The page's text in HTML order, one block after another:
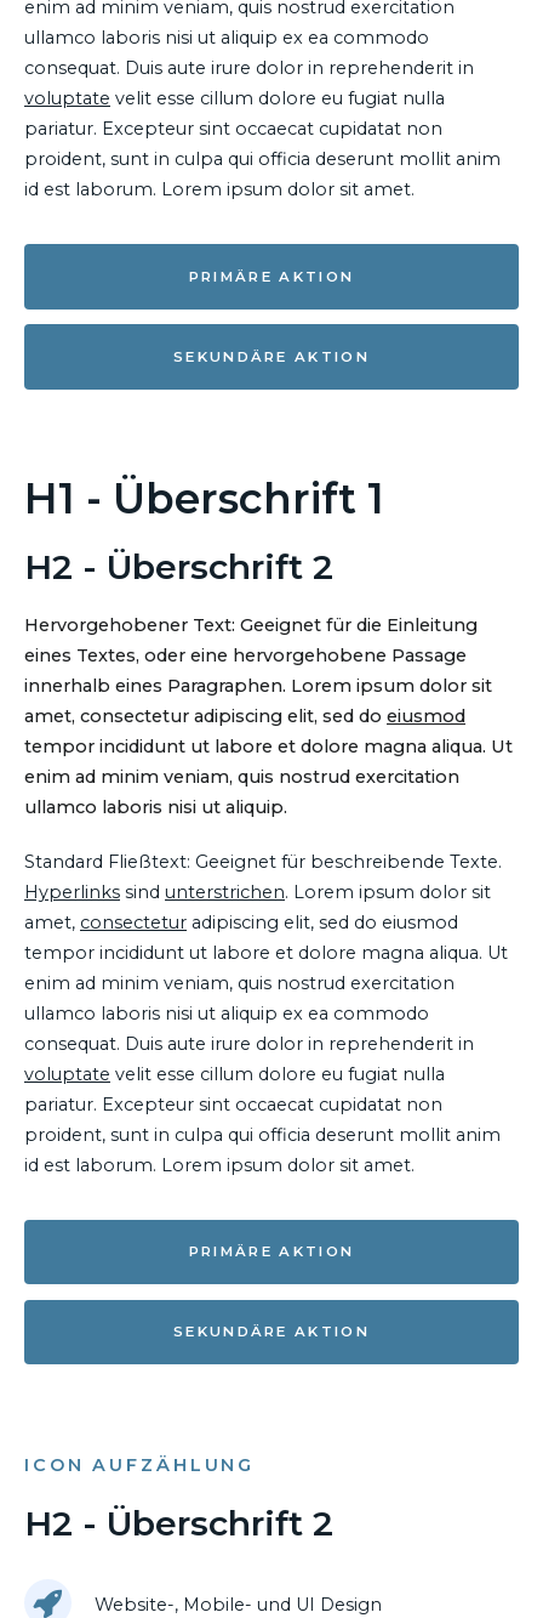
enim ad minim veniam, quis nostrud exercitation
ullamco laboris nisi ut aliquip ex ea commodo
consequat. Duis aute irure dolor in reprehenderit in
voluptate velit esse cillum dolore eu fugiat nulla
pariatur. Excepteur sint occaecat cupidatat non
proident, sunt in culpa qui officia deserunt mollit anim
id est laborum. Lorem ipsum dolor sit amet.
PRIMÄRE AKTION
SEKUNDÄRE AKTION
H1 - Überschrift 1
H2 - Überschrift 2
Hervorgehobener Text: Geeignet für die Einleitung
eines Textes, oder eine hervorgehobene Passage
innerhalb eines Paragraphen. Lorem ipsum dolor sit
amet, consectetur adipiscing elit, sed do eiusmod
tempor incididunt ut labore et dolore magna aliqua. Ut
enim ad minim veniam, quis nostrud exercitation
ullamco laboris nisi ut aliquip.
Standard Fließtext: Geeignet für beschreibende Texte.
Hyperlinks sind unterstrichen. Lorem ipsum dolor sit
amet, consectetur adipiscing elit, sed do eiusmod
tempor incididunt ut labore et dolore magna aliqua. Ut
enim ad minim veniam, quis nostrud exercitation
ullamco laboris nisi ut aliquip ex ea commodo
consequat. Duis aute irure dolor in reprehenderit in
voluptate velit esse cillum dolore eu fugiat nulla
pariatur. Excepteur sint occaecat cupidatat non
proident, sunt in culpa qui officia deserunt mollit anim
id est laborum. Lorem ipsum dolor sit amet.
PRIMÄRE AKTION
SEKUNDÄRE AKTION
ICON AUFZÄHLUNG
H2 - Überschrift 2
Website-, Mobile- und UI Design